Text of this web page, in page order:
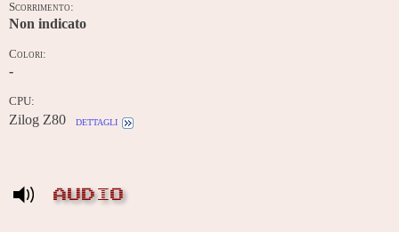
Scorrimento:
Non indicato
Colori:
-
CPU:
Zilog Z80 dettagli
AUDIO